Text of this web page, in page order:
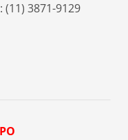
3871-9129